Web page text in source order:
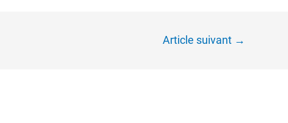
Article suivant →